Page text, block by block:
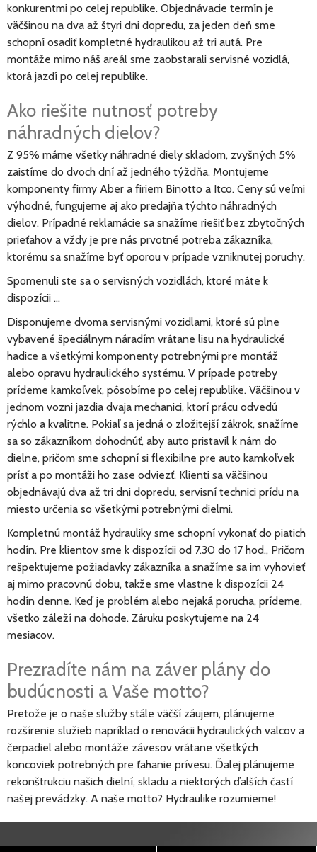
konkurentmi po celej republike. Objednávacie termín je
väčšinou na dva až štyri dni dopredu, za jeden deň sme
schopní osadiť kompletné hydraulikou až tri autá. Pre
montáže mimo náš areál sme zaobstarali servisné vozidlá,
ktorá jazdí po celej republike.
Ako riešite nutnosť potreby
náhradných dielov?
Z 95% máme všetky náhradné diely skladom, zvyšných 5%
zaistíme do dvoch dní až jedného týždňa. Montujeme
komponenty firmy Aber a firiem Binotto a Itco. Ceny sú veľmi
výhodné, fungujeme aj ako predajňa týchto náhradných
dielov. Prípadné reklamácie sa snažíme riešiť bez zbytočných
prieťahov a vždy je pre nás prvotné potreba zákazníka,
ktorému sa snažíme byť oporou v prípade vzniknutej poruchy.
Spomenuli ste sa o servisných vozidlách, ktoré máte k
dispozícii ...
Disponujeme dvoma servisnými vozidlami, ktoré sú plne
vybavené špeciálnym náradím vrátane lisu na hydraulické
hadice a všetkými komponenty potrebnými pre montáž
alebo opravu hydraulického systému. V prípade potreby
prídeme kamkoľvek, pôsobíme po celej republike. Väčšinou v
jednom vozni jazdia dvaja mechanici, ktorí prácu odvedú
rýchlo a kvalitne. Pokiaľ sa jedná o zložitejší zákrok, snažíme
sa so zákazníkom dohodnúť, aby auto pristavil k nám do
dielne, pričom sme schopní si flexibilne pre auto kamkoľvek
prísť a po montáži ho zase odviezť. Klienti sa väčšinou
objednávajú dva až tri dni dopredu, servisní technici prídu na
miesto určenia so všetkými potrebnými dielmi.
Kompletnú montáž hydrauliky sme schopní vykonať do piatich
hodín. Pre klientov sme k dispozícii od 7.30 do 17 hod., Pričom
rešpektujeme požiadavky zákazníka a snažíme sa im vyhovieť
aj mimo pracovnú dobu, takže sme vlastne k dispozícii 24
hodín denne. Keď je problém alebo nejaká porucha, prídeme,
všetko záleží na dohode. Záruku poskytujeme na 24
mesiacov.
Prezradíte nám na záver plány do
budúcnosti a Vaše motto?
Pretože je o naše služby stále väčší záujem, plánujeme
rozšírenie služieb napríklad o renovácii hydraulických valcov a
čerpadiel alebo montáže závesov vrátane všetkých
koncoviek potrebných pre ťahanie prívesu. Ďalej plánujeme
rekonštrukciu našich dielní, skladu a niektorých ďalších častí
našej prevádzky. A naše motto? Hydraulike rozumieme!